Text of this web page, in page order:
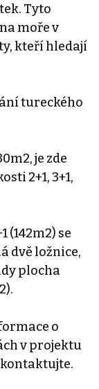
Tyto
moře v
kteří hledají
tureckého
je zde
2+1, 3+1,
(142m2) se
dvě ložnice,
plocha
o
v projektu